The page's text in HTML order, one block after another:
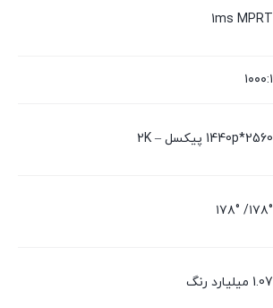
1ms MPRT
۱۰۰۰:۱
2560*1440p پیکسل – 2K
۱۷۸°/ ۱۷۸°
1.07 میلیارد رنگ